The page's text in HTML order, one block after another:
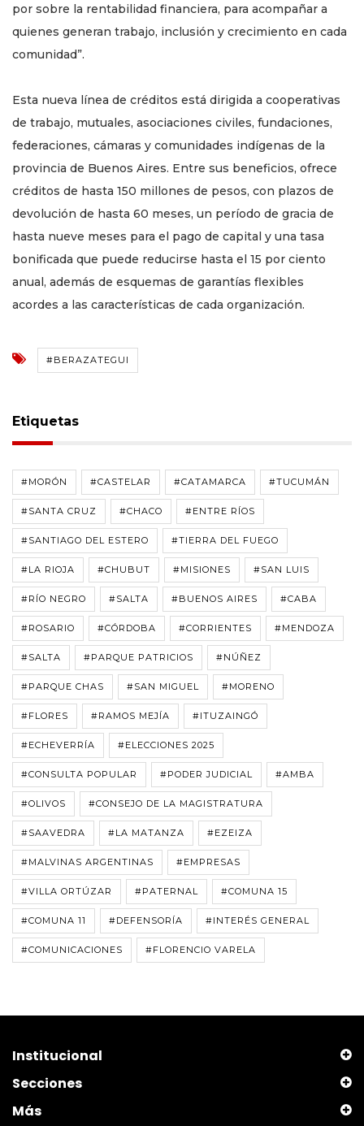
por sobre la rentabilidad financiera, para acompañar a
quienes generan trabajo, inclusión y crecimiento en cada
comunidad”.
Esta nueva línea de créditos está dirigida a cooperativas
de trabajo, mutuales, asociaciones civiles, fundaciones,
federaciones, cámaras y comunidades indígenas de la
provincia de Buenos Aires. Entre sus beneficios, ofrece
créditos de hasta 150 millones de pesos, con plazos de
devolución de hasta 60 meses, un período de gracia de
hasta nueve meses para el pago de capital y una tasa
bonificada que puede reducirse hasta el 15 por ciento
anual, además de esquemas de garantías flexibles
acordes a las características de cada organización.
#BERAZATEGUI
Etiquetas
#MORÓN #CASTELAR #CATAMARCA #TUCUMÁN
#SANTA CRUZ #CHACO #ENTRE RÍOS
#SANTIAGO DEL ESTERO #TIERRA DEL FUEGO
#LA RIOJA #CHUBUT #MISIONES #SAN LUIS
#RÍO NEGRO #SALTA #BUENOS AIRES #CABA
#ROSARIO #CÓRDOBA #CORRIENTES #MENDOZA
#SALTA #PARQUE PATRICIOS #NÚÑEZ
#PARQUE CHAS #SAN MIGUEL #MORENO
#FLORES #RAMOS MEJÍA #ITUZAINGÓ
#ECHEVERRÍA #ELECCIONES 2025
#CONSULTA POPULAR #PODER JUDICIAL #AMBA
#OLIVOS #CONSEJO DE LA MAGISTRATURA
#SAAVEDRA #LA MATANZA #EZEIZA
#MALVINAS ARGENTINAS #EMPRESAS
#VILLA ORTÚZAR #PATERNAL #COMUNA 15
#COMUNA 11 #DEFENSORÍA #INTERÉS GENERAL
#COMUNICACIONES #FLORENCIO VARELA
Institucional
Secciones
Más